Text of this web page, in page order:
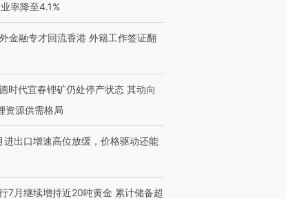
博
接产
【特别呈现】寻找100种
CFO：不靠规模取胜，华
率降至4.1%
金融专才回流香港 外籍工作签证翻
时代宜春锂矿仍处停产状态 其动向
资源供需格局
进出口增速高位放缓，价格驱动还能
7月继续增持近20吨黄金 累计储备超